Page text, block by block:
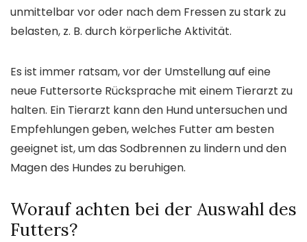
unmittelbar vor oder nach dem Fressen zu stark zu
belasten, z. B. durch körperliche Aktivität.
Es ist immer ratsam, vor der Umstellung auf eine
neue Futtersorte Rücksprache mit einem Tierarzt zu
halten. Ein Tierarzt kann den Hund untersuchen und
Empfehlungen geben, welches Futter am besten
geeignet ist, um das Sodbrennen zu lindern und den
Magen des Hundes zu beruhigen.
Worauf achten bei der Auswahl des
Futters?